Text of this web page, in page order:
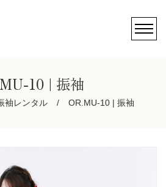
10 | 振袖
袖レンタル OR.MU-10 | 振袖